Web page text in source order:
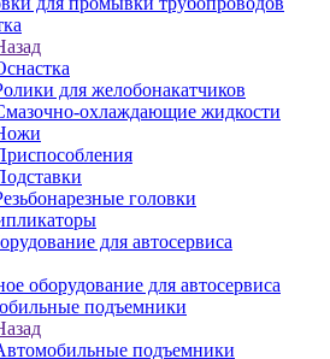
для желобонакатчиков
охлаждающие жидкости
головки
для автосервиса
оборудование для автосервиса
подъемники
подъемники